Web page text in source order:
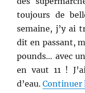
toujours de
semaine, j’y ai
dit en passant,
pounds… avec
en vaut 11 !
d’eau.Continuer